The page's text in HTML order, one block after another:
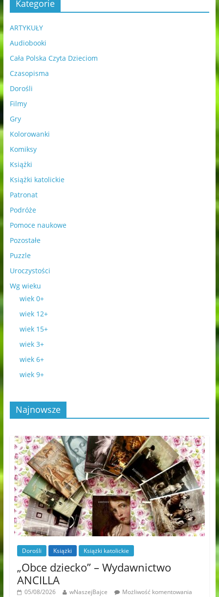
Kategorie
ARTYKUŁY
Audiobooki
Cała Polska Czyta Dzieciom
Czasopisma
Dorośli
Filmy
Gry
Kolorowanki
Komiksy
Książki
Książki katolickie
Patronat
Podróże
Pomoce naukowe
Pozostałe
Puzzle
Uroczystości
Wg wieku
wiek 0+
wiek 12+
wiek 15+
wiek 3+
wiek 6+
wiek 9+
Najnowsze
Dorośli Książki Książki katolickie
„Obce dziecko” – Wydawnictwo
ANCILLA
05/08/2026 wNaszejBajce
Możliwość komentowania